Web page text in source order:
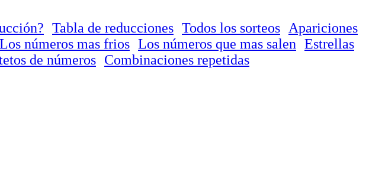
Tabla de reducciones Todos los sorteos
Apariciones
Los números mas frios Los números que mas salen Estrellas
de números Combinaciones repetidas